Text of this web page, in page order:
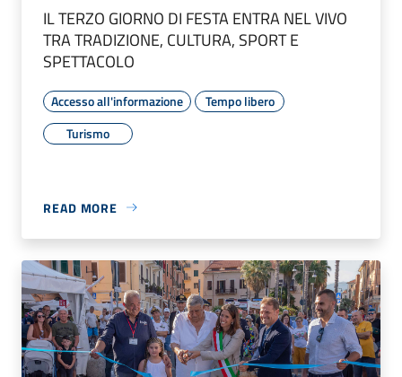
IL TERZO GIORNO DI FESTA ENTRA NEL VIVO
TRA TRADIZIONE, CULTURA, SPORT E
SPETTACOLO
Accesso all'informazione
Tempo libero
Turismo
READ MORE